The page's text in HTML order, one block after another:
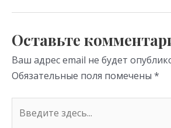
as
ni
ki
m p
Оставьте
Ваш адрес email не будет
Обязательные поля помечены *
здесь...